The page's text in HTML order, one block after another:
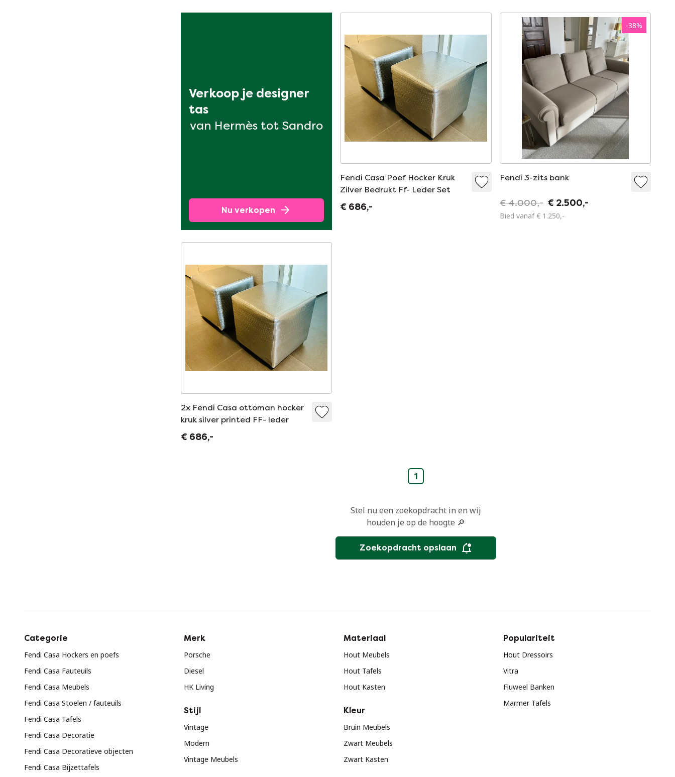
Verkoop je designer
tas
van Hermès tot Sandro
Nu verkopen
Fendi Casa Poef Hocker Kruk
Zilver Bedrukt Ff- Leder Set
€ 686,-
-38%
Fendi 3-zits bank
€ 4.000,- € 2.500,-
Bied vanaf € 1.250,-
2x Fendi Casa ottoman hocker
kruk silver printed FF- leder
€ 686,-
1
Stel nu een zoekopdracht in en wij
houden je op de hoogte 🔎
Zoekopdracht opslaan
Categorie
Fendi Casa Hockers en poefs
Fendi Casa Fauteuils
Fendi Casa Meubels
Fendi Casa Stoelen / fauteuils
Fendi Casa Tafels
Fendi Casa Decoratie
Fendi Casa Decoratieve objecten
Fendi Casa Bijzettafels
Merk
Porsche
Diesel
HK Living
Stijl
Vintage
Modern
Vintage Meubels
Materiaal
Hout Meubels
Hout Tafels
Hout Kasten
Kleur
Bruin Meubels
Zwart Meubels
Zwart Kasten
Populariteit
Hout Dressoirs
Vitra
Fluweel Banken
Marmer Tafels